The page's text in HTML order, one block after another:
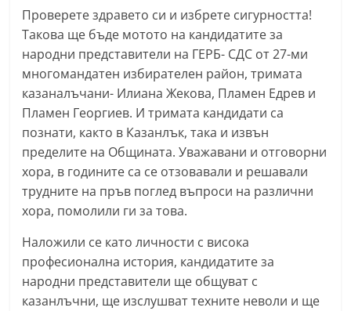
С
т
а
р
а
а
г
о
р
–
k
a
Проверете здравето си и избрете сигурността!
Такова ще бъде мотото на кандидатите за
народни представители на ГЕРБ- СДС от 27-ми
многомандатен избирателен район, тримата
казаналъчани- Илиана Жекова, Пламен Едрев и
Пламен Георгиев. И тримата кандидати са
познати, както в Казанлък, така и извън
пределите на Общината. Уважавани и отговорни
хора, в годините са се отзовавали и решавали
трудните на пръв поглед въпроси на различни
хора, помолили ги за това.
Наложили се като личности с висока
професионална история, кандидатите за
народни представители ще общуват с
казанлъчни, ще изслушват техните неволи и ще